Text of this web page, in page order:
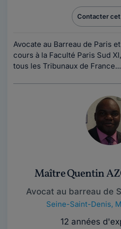
Contacter
Avocate au Barreau de Paris
cours à la Faculté Paris Sud
tous les Tribunaux de
Maître Quentin
Avocat au barreau de
Seine-Saint-Denis,
12 années